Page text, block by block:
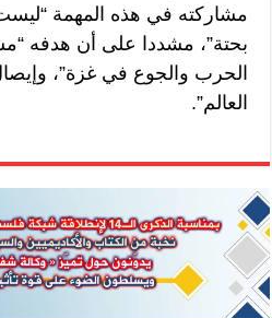
مشاركته في هذه المهمة
بحتة”، مشددا على أن هدفه
الحرب والجوع في غزة”،
العالم”.